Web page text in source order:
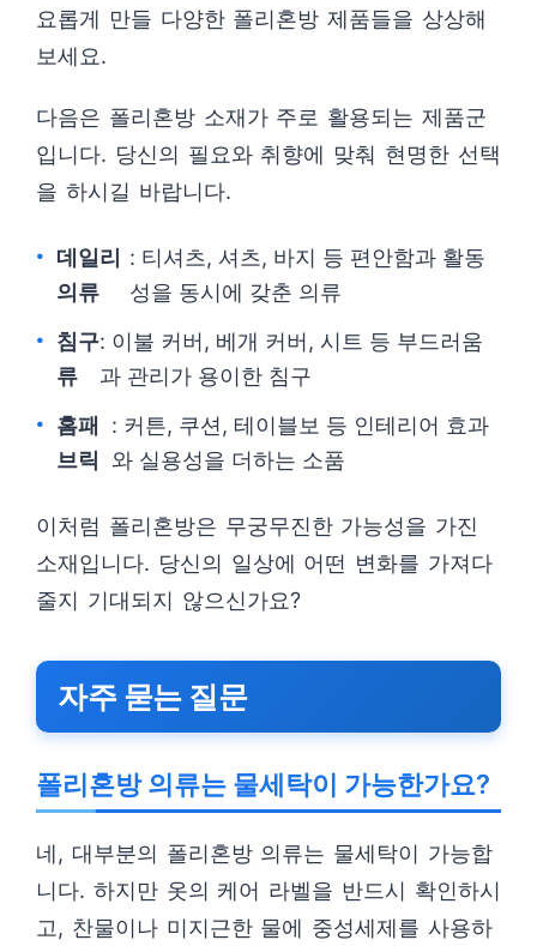
요롭게 만들 다양한 폴리혼방 제품들을 상상해
보세요.
다음은 폴리혼방 소재가 주로 활용되는 제품군
입니다. 당신의 필요와 취향에 맞춰 현명한 선택
을 하시길 바랍니다.
데일리
의류
: 티셔츠, 셔츠, 바지 등 편안함과 활동
성을 동시에 갖춘 의류
침구
류
: 이불 커버, 베개 커버, 시트 등 부드러움
과 관리가 용이한 침구
홈패
브릭
: 커튼, 쿠션, 테이블보 등 인테리어 효과
와 실용성을 더하는 소품
이처럼 폴리혼방은 무궁무진한 가능성을 가진
소재입니다. 당신의 일상에 어떤 변화를 가져다
줄지 기대되지 않으신가요?
자주 묻는 질문
폴리혼방 의류는 물세탁이 가능한가요?
네, 대부분의 폴리혼방 의류는 물세탁이 가능합
니다. 하지만 옷의 케어 라벨을 반드시 확인하시
고, 찬물이나 미지근한 물에 중성세제를 사용하